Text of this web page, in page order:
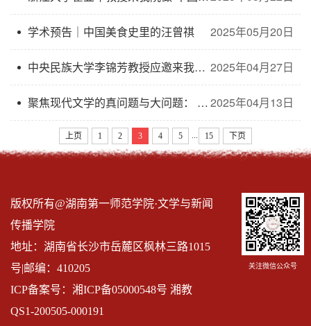
2025年05月20日
学术预告｜中国美食史里的汪曾祺
2025年04月27日
中央民族大学李锦芳教授应邀来我院讲学
2025年04月13日
聚焦现代文学的真问题与大问题： 湖南第一师范学院联合多校举办读书分享会
上页 1 2 3 4 5 15 下页
关注微信公众号
版权所有@湖南第一师范学院·文学与新闻
传播学院
地址：湖南省长沙市岳麓区枫林三路1015
号|邮编：410205
ICP备案号：湘ICP备05000548号 湘教
QS1-200505-000191